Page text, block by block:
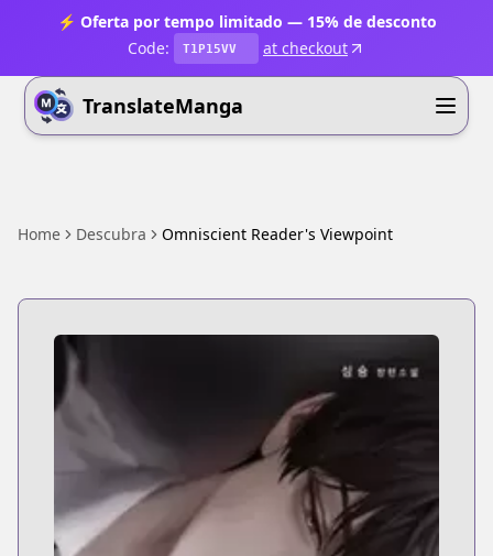
⚡ Oferta por tempo limitado — 15% de desconto
Code:
T1P15VV at checkout
TranslateManga
Home Descubra Omniscient Reader's Viewpoint